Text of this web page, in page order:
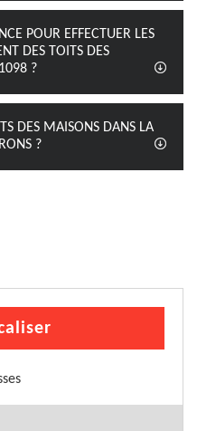
POUR EFFECTUER LES
DES TOITS DES
?
DES MAISONS DANS LA
?